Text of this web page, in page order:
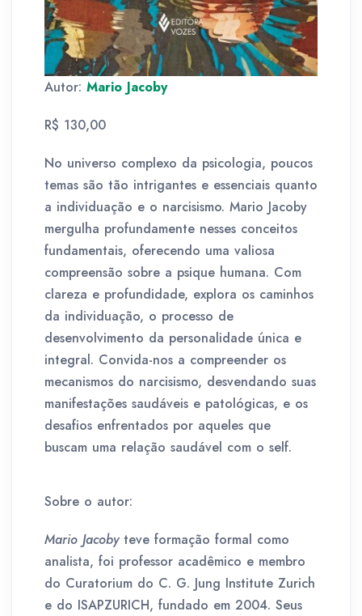
Autor: Mario Jacoby
R$ 130,00
No universo complexo da psicologia, poucos
temas são tão intrigantes e essenciais quanto
a individuação e o narcisismo. Mario Jacoby
mergulha profundamente nesses conceitos
fundamentais, oferecendo uma valiosa
compreensão sobre a psique humana. Com
clareza e profundidade, explora os caminhos
da individuação, o processo de
desenvolvimento da personalidade única e
integral. Convida-nos a compreender os
mecanismos do narcisismo, desvendando suas
manifestações saudáveis e patológicas, e os
desafios enfrentados por aqueles que
buscam uma relação saudável com o self.
Sobre o autor:
Mario Jacobyteve formação formal como
analista, foi professor acadêmico e membro
do Curatorium do C. G. Jung Institute Zurich
e do ISAPZURICH, fundado em 2004. Seus